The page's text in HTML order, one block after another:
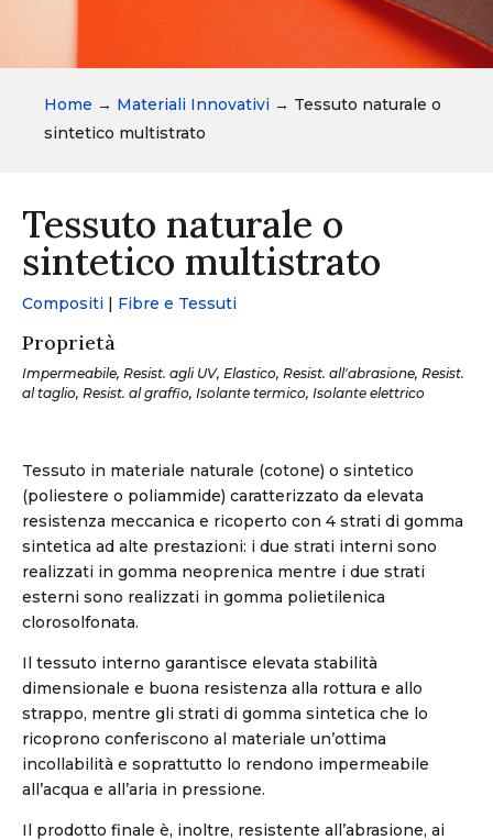
Home → Materiali Innovativi → Tessuto naturale o
sintetico multistrato
Tessuto naturale o
sintetico multistrato
Compositi | Fibre e Tessuti
Proprietà
Impermeabile, Resist. agli UV, Elastico, Resist. all'abrasione, Resist.
al taglio, Resist. al graffio, Isolante termico, Isolante elettrico
Tessuto in materiale naturale (cotone) o sintetico
(poliestere o poliammide) caratterizzato da elevata
resistenza meccanica e ricoperto con 4 strati di gomma
sintetica ad alte prestazioni: i due strati interni sono
realizzati in gomma neoprenica mentre i due strati
esterni sono realizzati in gomma polietilenica
clorosolfonata.
Il tessuto interno garantisce elevata stabilità
dimensionale e buona resistenza alla rottura e allo
strappo, mentre gli strati di gomma sintetica che lo
ricoprono conferiscono al materiale un’ottima
incollabilità e soprattutto lo rendono impermeabile
all’acqua e all’aria in pressione.
Il prodotto finale è, inoltre, resistente all’abrasione, ai